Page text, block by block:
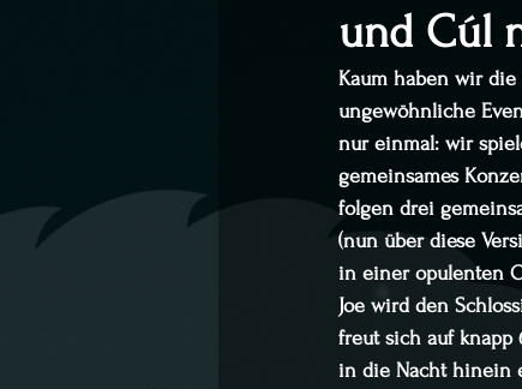
und Cúl
Kaum haben wir die
ungewöhnliche
nur einmal: wir
gemeinsames
folgen drei
(nun über diese
in einer opulenten
Joe wird den
freut sich auf knapp
in die Nacht hinein